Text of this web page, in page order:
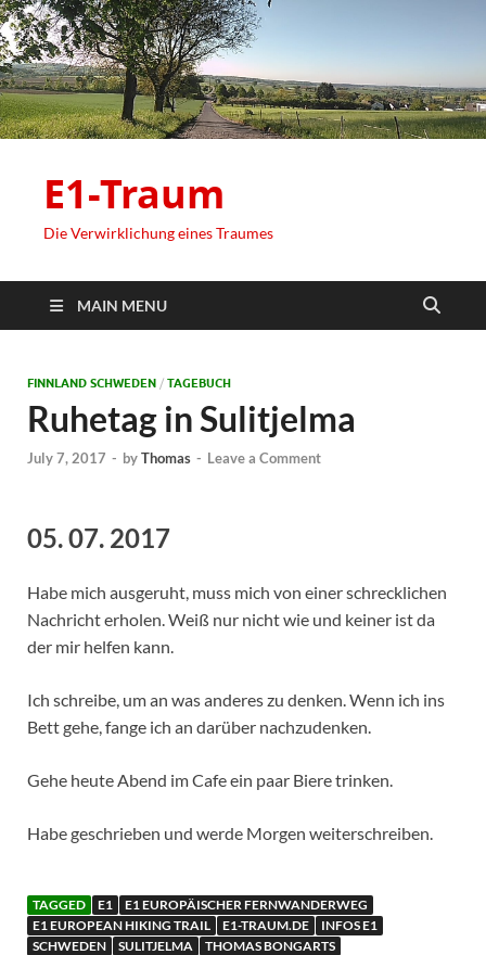
E1-Traum
Die Verwirklichung eines Traumes
MAIN MENU
FINNLAND SCHWEDEN / TAGEBUCH
Ruhetag in Sulitjelma
July 7, 2017 - byThomas - Leave a Comment
05. 07. 2017
Habe mich ausgeruht, muss mich von einer schrecklichen
Nachricht erholen. Weiß nur nicht wie und keiner ist da
der mir helfen kann.
Ich schreibe, um an was anderes zu denken. Wenn ich ins
Bett gehe, fange ich an darüber nachzudenken.
Gehe heute Abend im Cafe ein paar Biere trinken.
Habe geschrieben und werde Morgen weiterschreiben.
TAGGED E1
E1 EUROPÄISCHER FERNWANDERWEG
E1 EUROPEAN HIKING TRAIL
E1-TRAUM.DE
INFOS E1
SCHWEDEN
SULITJELMA THOMAS BONGARTS